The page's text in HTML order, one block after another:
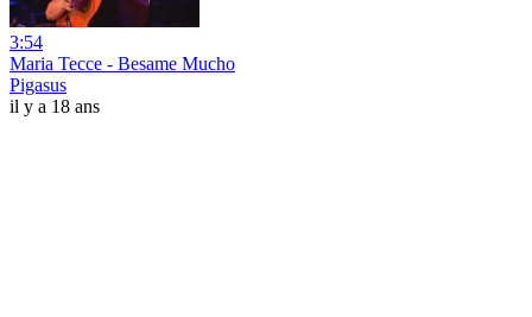
3:54
Maria Tecce - Besame Mucho
Pigasus
il y a 18 ans